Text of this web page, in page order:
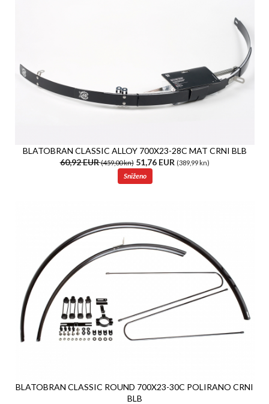
BLATOBRAN CLASSIC ALLOY 700X23-28C MAT CRNI BLB
60,92 EUR(459,00 kn)51,76 EUR (389,99 kn)
Sniženo
BLATOBRAN CLASSIC ROUND 700X23-30C POLIRANO CRNI
BLB